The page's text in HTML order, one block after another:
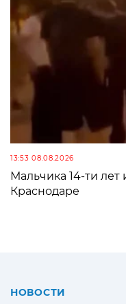
13:53 08.08.2026
Мальчика 14-ти
Краснодаре
НОВОСТИ